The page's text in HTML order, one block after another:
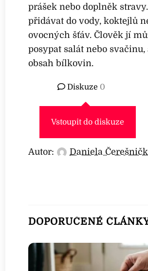
prášek nebo doplněk
přidávat do vody, koktejlů
ovocných šťáv. Člověk jí
posypat salát nebo svačinu,
obsah bílkovin.
Diskuze 0
Vstoupit do diskuze
Autor: Daniela
DOPORUČENÉ